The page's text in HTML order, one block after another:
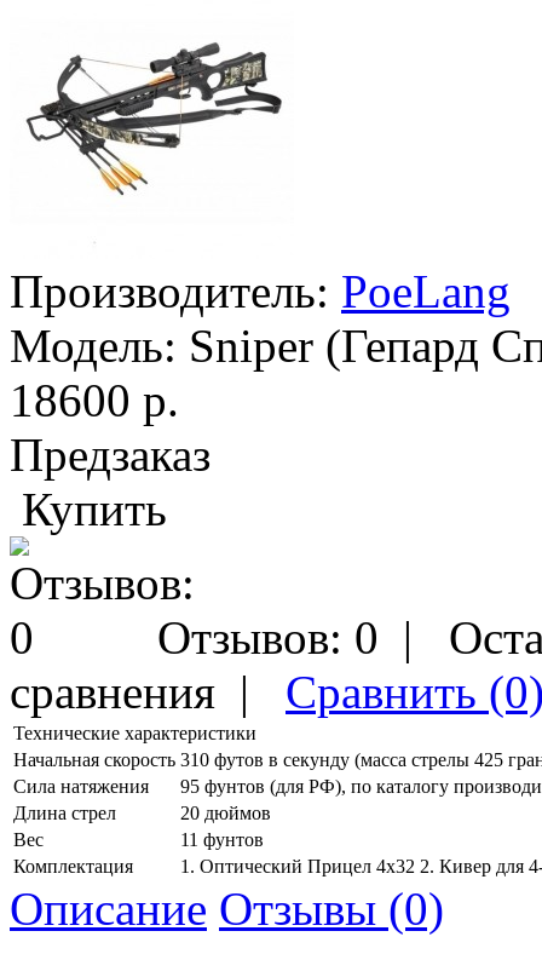
Производитель: PoeLang
Модель: Sniper (Гепард
18600 р.
Предзаказ
Купить
Отзывов: 0 |
сравнения | Сравнить
Технические характеристики
Начальная скорость 310 футов в секунду (масса стрелы 425
Сила натяжения
95 фунтов (для РФ), по каталогу
Длина стрел
20 дюймов
Вес
11 фунтов
Комплектация
1. Оптический Прицел 4х32 2. Кивер для
Описание Отзывы (0)